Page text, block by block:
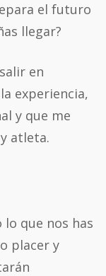
el futuro
llegar?
en
experiencia,
y que me
atleta.
que nos has
placer y